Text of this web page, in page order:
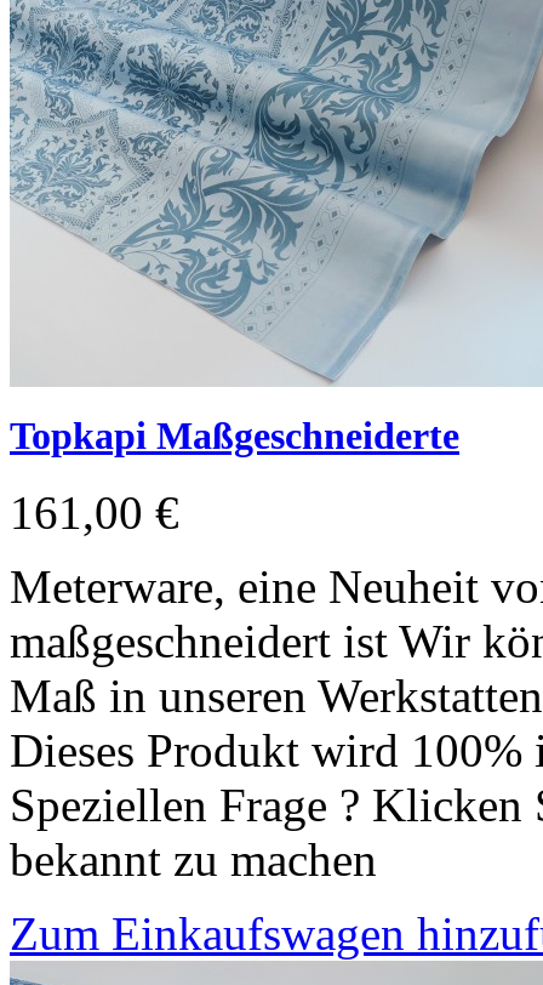
Topkapi Maßgeschneiderte
161,00 €
Meterware, eine Neuheit
maßgeschneidert ist Wir
Maß in unseren
Dieses Produkt wird
Speziellen Frage ?
bekannt zu machen
Zum Einkaufswagen